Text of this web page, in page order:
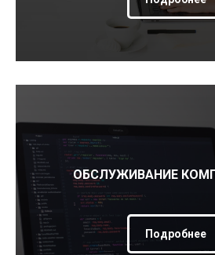
ОБСЛУЖИВАНИЕ
Подробнее